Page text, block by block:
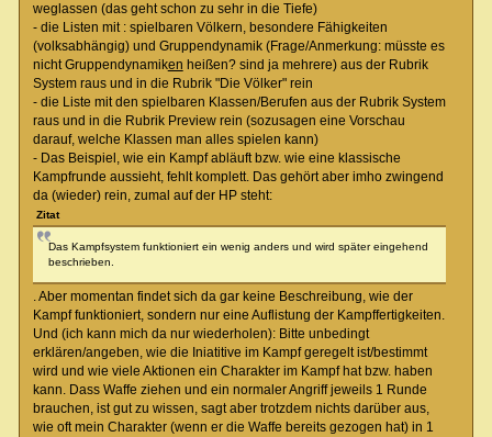
weglassen (das geht schon zu sehr in die Tiefe)
- die Listen mit : spielbaren Völkern, besondere Fähigkeiten
(volksabhängig) und Gruppendynamik (Frage/Anmerkung: müsste es
nicht Gruppendynamiken heißen? sind ja mehrere) aus der Rubrik
System raus und in die Rubrik "Die Völker" rein
- die Liste mit den spielbaren Klassen/Berufen aus der Rubrik System
raus und in die Rubrik Preview rein (sozusagen eine Vorschau
darauf, welche Klassen man alles spielen kann)
- Das Beispiel, wie ein Kampf abläuft bzw. wie eine klassische
Kampfrunde aussieht, fehlt komplett. Das gehört aber imho zwingend
da (wieder) rein, zumal auf der HP steht:
Zitat
Das Kampfsystem funktioniert ein wenig anders und wird später eingehend
beschrieben.
. Aber momentan findet sich da gar keine Beschreibung, wie der
Kampf funktioniert, sondern nur eine Auflistung der Kampffertigkeiten.
Und (ich kann mich da nur wiederholen): Bitte unbedingt
erklären/angeben, wie die Iniatitive im Kampf geregelt ist/bestimmt
wird und wie viele Aktionen ein Charakter im Kampf hat bzw. haben
kann. Dass Waffe ziehen und ein normaler Angriff jeweils 1 Runde
brauchen, ist gut zu wissen, sagt aber trotzdem nichts darüber aus,
wie oft mein Charakter (wenn er die Waffe bereits gezogen hat) in 1